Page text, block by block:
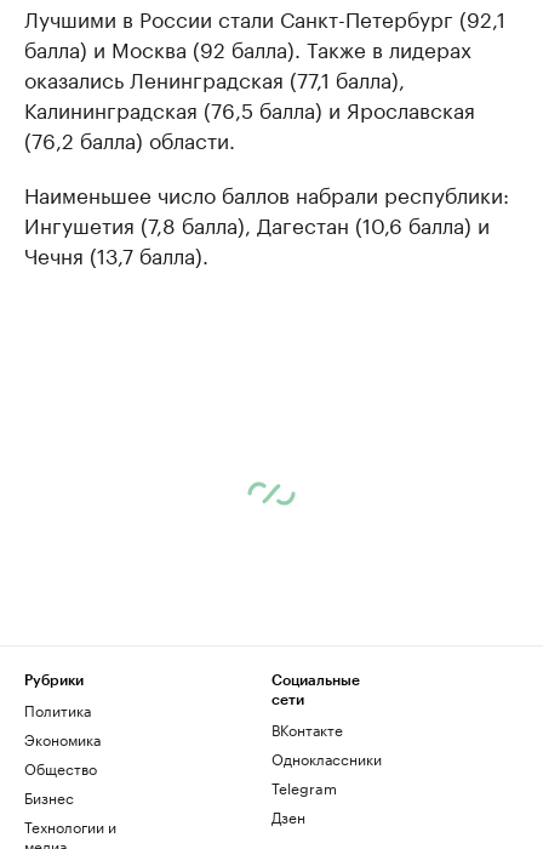
Лучшими в России стали Санкт-Петербург (92,1
балла) и Москва (92 балла). Также в лидерах
оказались Ленинградская (77,1 балла),
Калининградская (76,5 балла) и Ярославская
(76,2 балла) области.
Наименьшее число баллов набрали республики:
Ингушетия (7,8 балла), Дагестан (10,6 балла) и
Чечня (13,7 балла).
Рубрики
Политика
Экономика
Общество
Бизнес
Технологии и
Социальные
сети
ВКонтакте
Одноклассники
Telegram
Дзен